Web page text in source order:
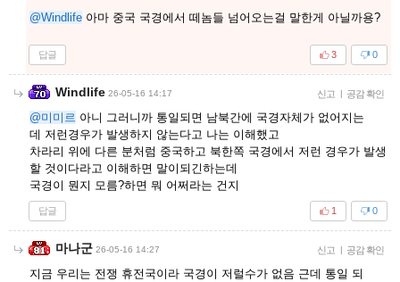
@Windlife 아마 중국 국경에서 떼놈들 넘어오는걸 말한게 아닐까용?
답글 0
3
Windlife 26-05-16 14:17 신고 | 공감 확인
@미미르 아니 그러니까 통일되면 남북간에 국경자체가 없어지는
데 저런경우가 발생하지 않는다고 나는 이해했고
차라리 위에 다른 분처럼 중국하고 북한쪽 국경에서 저런 경우가 발생
할 것이다라고 이해하면 말이되긴하는데
국경이 뭔지 모름?하면 뭐 어쩌라는 건지
답글 0
1
마나군 26-05-16 14:27 신고 | 공감 확인
지금 우리는 전쟁 휴전국이라 국경이 저럴수가 없음 근데 통일 되